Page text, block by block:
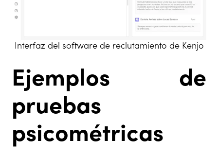
Interfaz del software de reclutamiento de Kenjo
Ejemplos de
pruebas
psicométricas